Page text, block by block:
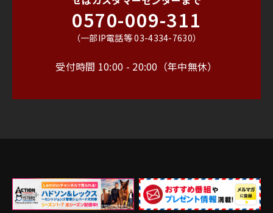
0570-009-311
（一部IP電話等 03-4334-7630）
受付時間 10:00 - 20:00（年中無休）